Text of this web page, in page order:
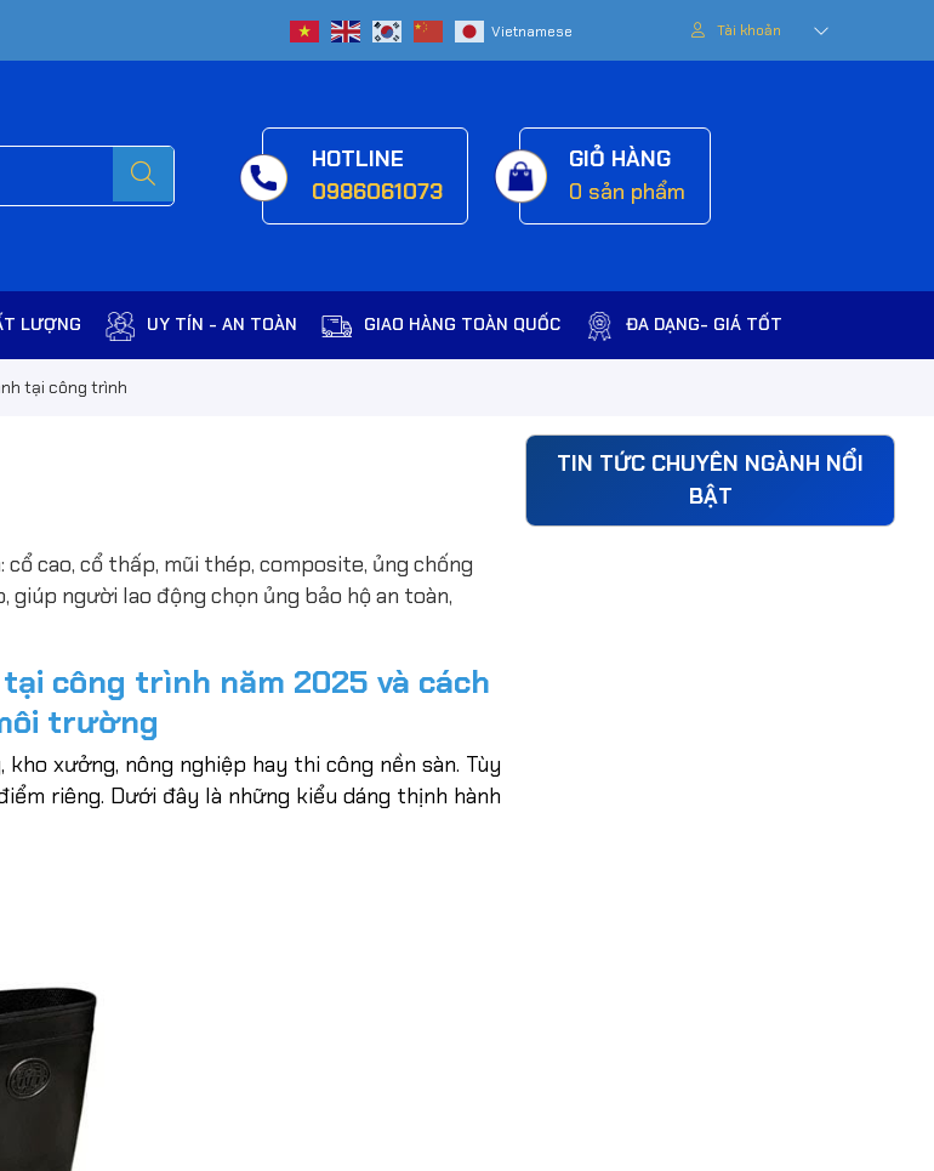
Tài khoản
HOTLINE
0986061073
GIỎ HÀNG
0 sản phẩm
LƯỢNG UY TÍN - AN TOÀN GIAO HÀNG TOÀN QUỐC ĐA DẠNG- GIÁ TỐT
tại công trình
cao, cổ thấp, mũi thép, composite, ủng chống
người lao động chọn ủng bảo hộ an toàn,
công trình năm 2025 và cách
trường
xưởng, nông nghiệp hay thi công nền sàn. Tùy
riêng. Dưới đây là những kiểu dáng thịnh hành
TIN TỨC CHUYÊN NGÀNH NỔI
BẬT